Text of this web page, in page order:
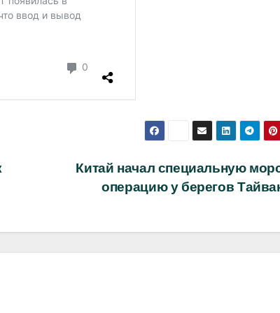
Китай начал специальную
операцию у берегов